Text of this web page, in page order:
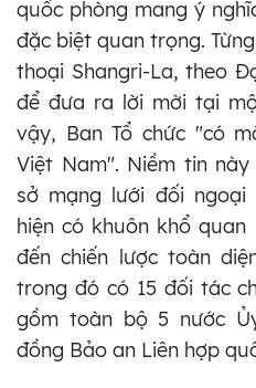
quốc phòng mang ý
đặc biệt quan trọng.
thoại Shangri-La, theo
để đưa ra lời mời tại
vậy, Ban Tổ chức "có
Việt Nam". Niềm tin
sở mạng lưới đối
hiện có khuôn khổ
đến chiến lược toàn
trong đó có 15 đối tác
gồm toàn bộ 5 nước
đồng Bảo an Liên hợp